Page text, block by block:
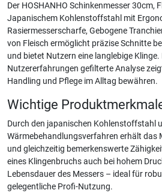
Der HOSHANHO Schinkenmesser 30cm,
Japanischem Kohlenstoffstahl mit
Rasiermesserscharfe, Gebogene
von Fleisch ermöglicht präzise Schnitte
und bietet Nutzern eine langlebige Klinge.
Nutzererfahrungen gefilterte Analyse
Handling und Pflege im Alltag bewähren.
Wichtige
Durch den japanischen Kohlenstoffstahl
Wärmebehandlungsverfahren erhält das
und gleichzeitig bemerkenswerte
eines Klingenbruchs auch bei hohem
Lebensdauer des Messers – ideal für
gelegentliche Profi-Nutzung.